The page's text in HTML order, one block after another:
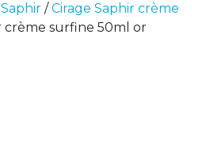
Saphir /Cirage Saphir crème
crème surfine 50ml or